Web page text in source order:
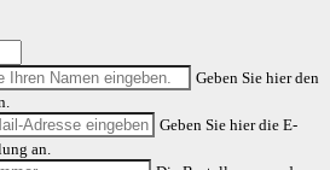
Geben Sie hier den
Geben Sie hier die E-
an.